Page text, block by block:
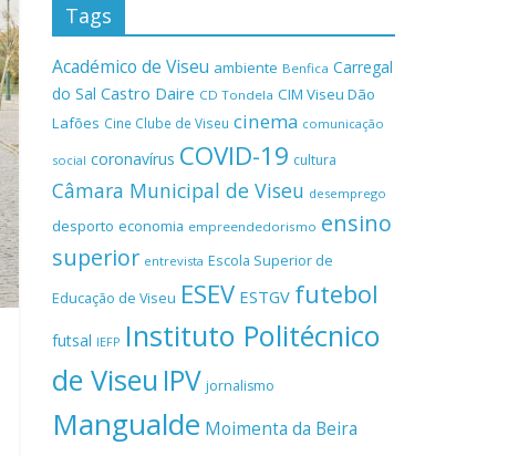
Tags
Académico de Viseu ambiente Benfica Carregal
do Sal Castro Daire CD Tondela CIM Viseu Dão
Lafões Cine Clube de Viseu cinema comunicação
social coronavírus COVID-19 cultura
Câmara Municipal de Viseu desemprego
desporto economia empreendedorismo ensino
superior entrevista Escola Superior de
Educação de Viseu ESEV ESTGV futebol
futsal IEFP Instituto Politécnico
de Viseu IPV jornalismo
Mangualde Moimenta da Beira